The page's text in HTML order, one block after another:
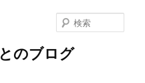
のブログ
索